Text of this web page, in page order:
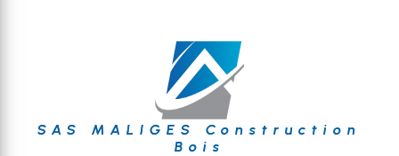
SAS MALIGES Construction
Bois